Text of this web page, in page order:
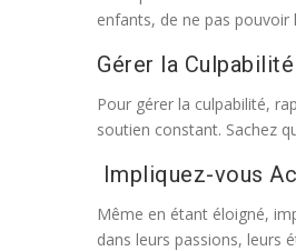
enfants, de ne pas
Gérer la Culpabilité
Pour gérer la culpabilité,
soutien constant. Sachez
Impliquez-vous
Même en étant éloigné,
dans leurs passions, leurs